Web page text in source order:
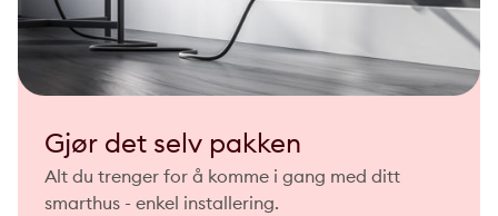
Gjør det selv pakken
Alt du trenger for å komme i gang med ditt
smarthus - enkel installering.